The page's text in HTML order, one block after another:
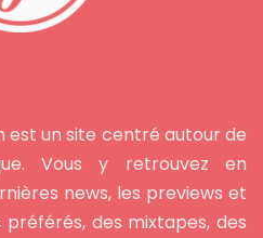
est un site centré autour de
Vous y retrouvez en
news, les previews et
des mixtapes, des